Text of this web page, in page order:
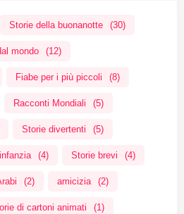
Storie della buonanotte (30)
mondo (12)
Fiabe per i più piccoli (8)
Racconti Mondiali (5)
Storie divertenti (5)
(4) Storie brevi (4)
(2) amicizia (2)
di cartoni animati (1)